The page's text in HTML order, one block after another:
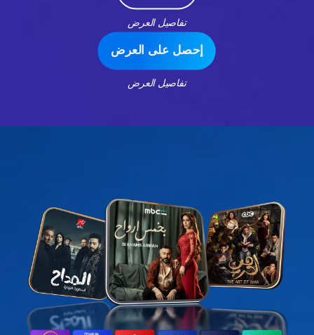
تفاصيل العرض
إحصل على العرض
تفاصيل العرض